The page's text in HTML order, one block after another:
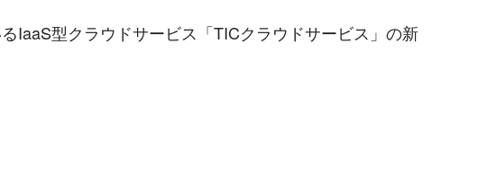
IaaS型クラウドサービス「TICクラウドサービス」の新